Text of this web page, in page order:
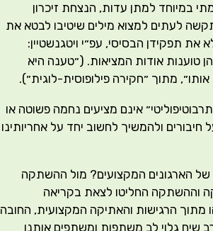
במיוחד למתן עדות, הנצחת זיכרון
לעתים למצוא מילים שיטיבו לבטא את
את תפקידן הבסיסי, עפ״י ויטגנשטיין:
טוענות אודות המציאות. (״טענה היא
מתוך ״חקירה פילופוסית-לוגית״).
אינם מציעים נחמה פשוטה או
ולהמשיך לחשוב יחד על אחריותינו
הארגונים המקצועים? מול ההשתקה
וההשתקה החליטו לצאת בקריאה
מתוך הרגישות והאתיקה המקצועית, החובה
שיח גלוי לב משתפות ומשתפים אותנו